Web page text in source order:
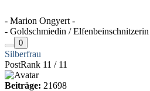
- Marion Ongyert -
- Goldschmiedin /
0
Silberfrau
PostRank 11 / 11
Beiträge: 21698